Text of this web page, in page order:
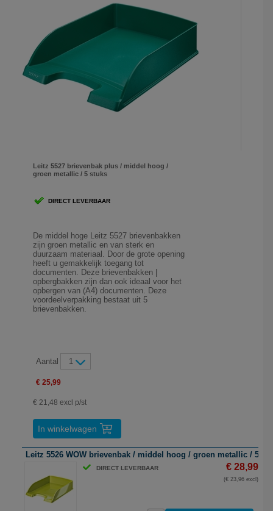
Leitz 5527 brievenbak plus / middel hoog /
groen metallic / 5 stuks
DIRECT LEVERBAAR
De middel hoge Leitz 5527 brievenbakken
zijn groen metallic en van sterk en
duurzaam materiaal. Door de grote opening
heeft u gemakkelijk toegang tot
documenten. Deze brievenbakken |
opbergbakken zijn dan ook ideaal voor het
opbergen van (A4) documenten. Deze
voordeelverpakking bestaat uit 5
brievenbakken.
Aantal 1
€ 25,99
€ 21,48 excl p/st
In winkelwagen
Leitz 5526 WOW brievenbak / middel hoog / groen metallic / 5
DIRECT LEVERBAAR € 28,99
(€ 23,96 excl)